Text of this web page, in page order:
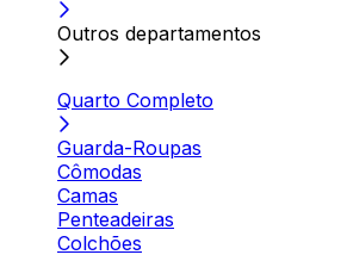
Outros departamentos
Quarto Completo
Guarda-Roupas
Cômodas
Camas
Penteadeiras
Colchões